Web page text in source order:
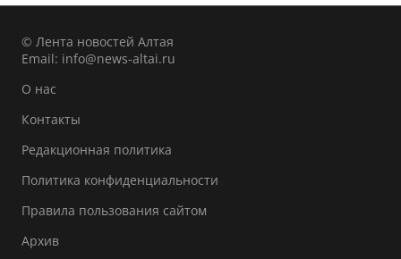
© Лента новостей Алтая
Email: info@news-altai.ru
О нас
Контакты
Редакционная политика
Политика конфиденциальности
Правила пользования сайтом
Архив